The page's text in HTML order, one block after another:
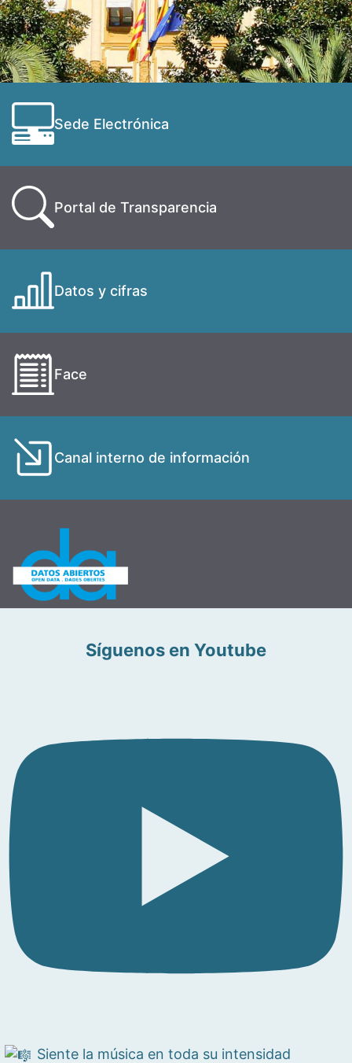
Sede Electrónica
Portal de Transparencia
Datos y cifras
Face
Canal interno de información
Síguenos en Youtube
Siente la música en toda su intensidad